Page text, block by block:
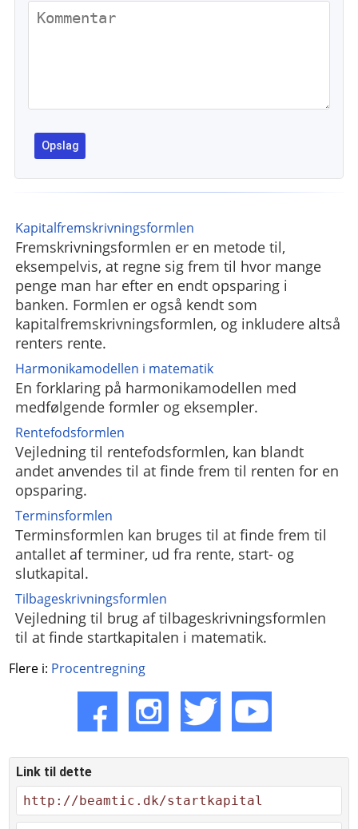
Kapitalfremskrivningsformlen
Fremskrivningsformlen er en metode til,
eksempelvis, at regne sig frem til hvor mange
penge man har efter en endt opsparing i
banken. Formlen er også kendt som
kapitalfremskrivningsformlen, og inkludere altså
renters rente.
Harmonikamodellen i matematik
En forklaring på harmonikamodellen med
medfølgende formler og eksempler.
Rentefodsformlen
Vejledning til rentefodsformlen, kan blandt
andet anvendes til at finde frem til renten for en
opsparing.
Terminsformlen
Terminsformlen kan bruges til at finde frem til
antallet af terminer, ud fra rente, start- og
slutkapital.
Tilbageskrivningsformlen
Vejledning til brug af tilbageskrivningsformlen
til at finde startkapitalen i matematik.
Flere i: Procentregning
Link til dette
http://beamtic.dk/startkapital